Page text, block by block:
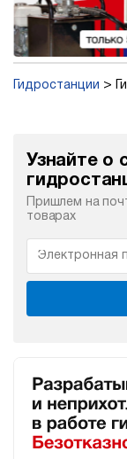
Гидростанции
Узнайте о
Пришлем на
товарах